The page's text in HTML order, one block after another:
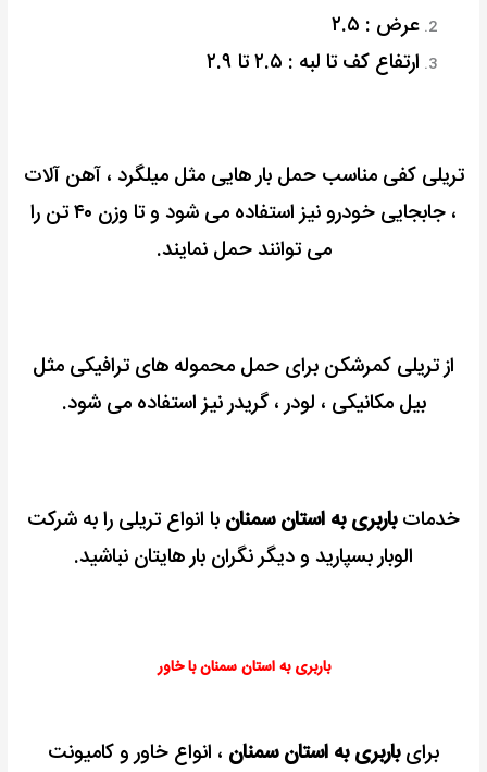
عرض : ۲.۵
ارتفاع کف تا لبه : ۲.۵ تا ۲.۹
تریلی کفی مناسب حمل بار هایی مثل میلگرد ، آهن آلات
، جابجایی خودرو نیز استفاده می شود و تا وزن ۴۰ تن را
می توانند حمل نمایند.
از تریلی کمرشکن برای حمل محموله های ترافیکی مثل
بیل مکانیکی ، لودر ، گریدر نیز استفاده می شود.
خدماتباربری به استان سمنان با انواع تریلی را به شرکت
الوبار بسپارید و دیگر نگران بار هایتان نباشید.
باربری به استان سمنان با خاور
برایباربری به استان سمنان ، انواع خاور و کامیونت